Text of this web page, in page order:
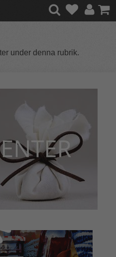
under denna rubrik.